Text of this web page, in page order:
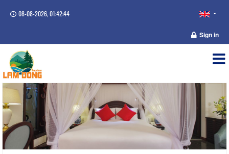
08-08-2026, 01:42:44
Sign in